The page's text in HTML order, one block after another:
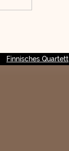
Finnisches Quartett